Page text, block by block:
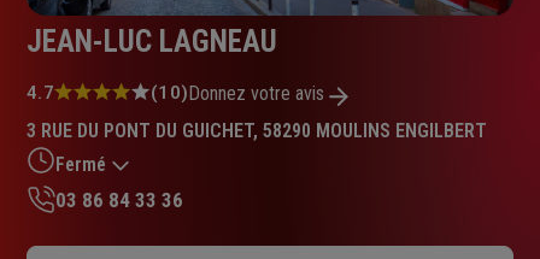
JEAN-LUC LAGNEAU
Note
4.7
sur
5
étoiles
4.7 (10)Donnez votre avis
3 RUE DU PONT DU GUICHET, 58290 MOULINS ENGILBERT
Fermé
03 86 84 33 36